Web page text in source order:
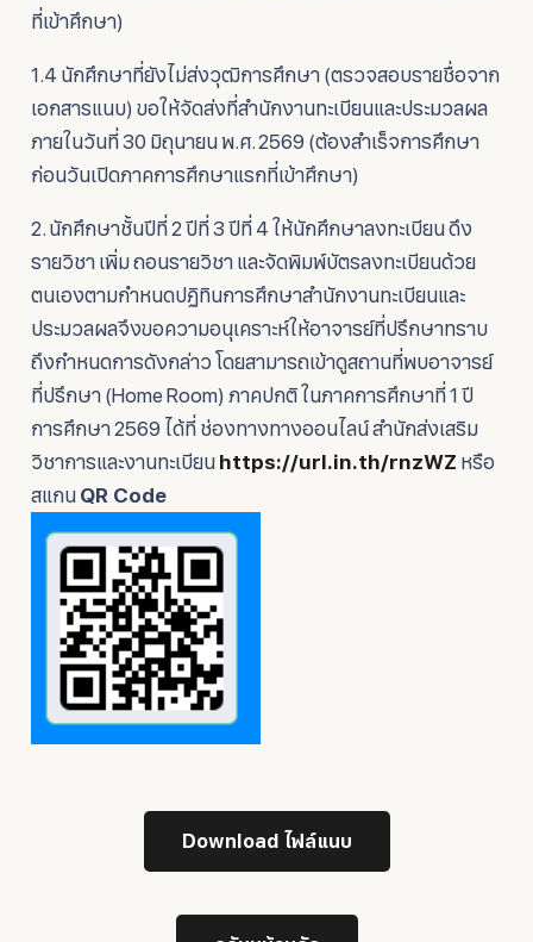
ที่เข้าศึกษา)
1.4 นักศึกษาที่ยังไม่ส่งวุฒิการศึกษา (ตรวจสอบรายชื่อจาก
เอกสารแนบ) ขอให้จัดส่งที่สำนักงานทะเบียนและประมวลผล
ภายในวันที่ 30 มิถุนายน พ.ศ. 2569 (ต้องสำเร็จการศึกษา
ก่อนวันเปิดภาคการศึกษาแรกที่เข้าศึกษา)
2. นักศึกษาชั้นปีที่ 2 ปีที่ 3 ปีที่ 4 ให้นักศึกษาลงทะเบียน ดึง
รายวิชา เพิ่ม ถอนรายวิชา และจัดพิมพ์บัตรลงทะเบียนด้วย
ตนเองตามกำหนดปฏิทินการศึกษาสำนักงานทะเบียนและ
ประมวลผลจึงขอความอนุเคราะห์ให้อาจารย์ที่ปรึกษาทราบ
ถึงกำหนดการดังกล่าว โดยสามารถเข้าดูสถานที่พบอาจารย์
ที่ปรึกษา (Home Room) ภาคปกติ ในภาคการศึกษาที่ 1 ปี
การศึกษา 2569 ได้ที่ ช่องทางทางออนไลน์ สำนักส่งเสริม
วิชาการและงานทะเบียน https://url.in.th/rnzWZ หรือ
สแกน QR Code
Download ไฟล์แนบ